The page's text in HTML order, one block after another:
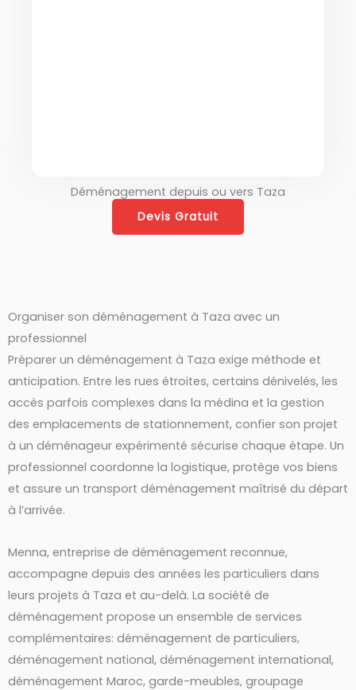
Déménagement depuis ou vers Taza
Devis Gratuit
Organiser son déménagement à Taza avec un
professionnel
Préparer un déménagement à Taza exige méthode et
anticipation. Entre les rues étroites, certains dénivelés, les
accès parfois complexes dans la médina et la gestion
des emplacements de stationnement, confier son projet
à un déménageur expérimenté sécurise chaque étape. Un
professionnel coordonne la logistique, protège vos biens
et assure un transport déménagement maîtrisé du départ
à l’arrivée.
Menna, entreprise de déménagement reconnue,
accompagne depuis des années les particuliers dans
leurs projets à Taza et au-delà. La société de
déménagement propose un ensemble de services
complémentaires: déménagement de particuliers,
déménagement national, déménagement international,
déménagement Maroc, garde-meubles, groupage